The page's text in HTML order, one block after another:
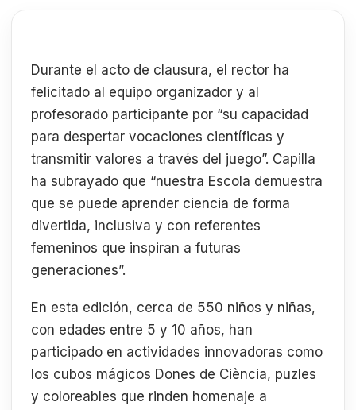
Durante el acto de clausura, el rector ha
felicitado al equipo organizador y al
profesorado participante por “su capacidad
para despertar vocaciones científicas y
transmitir valores a través del juego”. Capilla
ha subrayado que “nuestra Escola demuestra
que se puede aprender ciencia de forma
divertida, inclusiva y con referentes
femeninos que inspiran a futuras
generaciones”.
En esta edición, cerca de 550 niños y niñas,
con edades entre 5 y 10 años, han
participado en actividades innovadoras como
los cubos mágicos Dones de Ciència, puzles
y coloreables que rinden homenaje a